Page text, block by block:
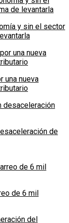
y sin el sector
una nueva
de
de 6 mil